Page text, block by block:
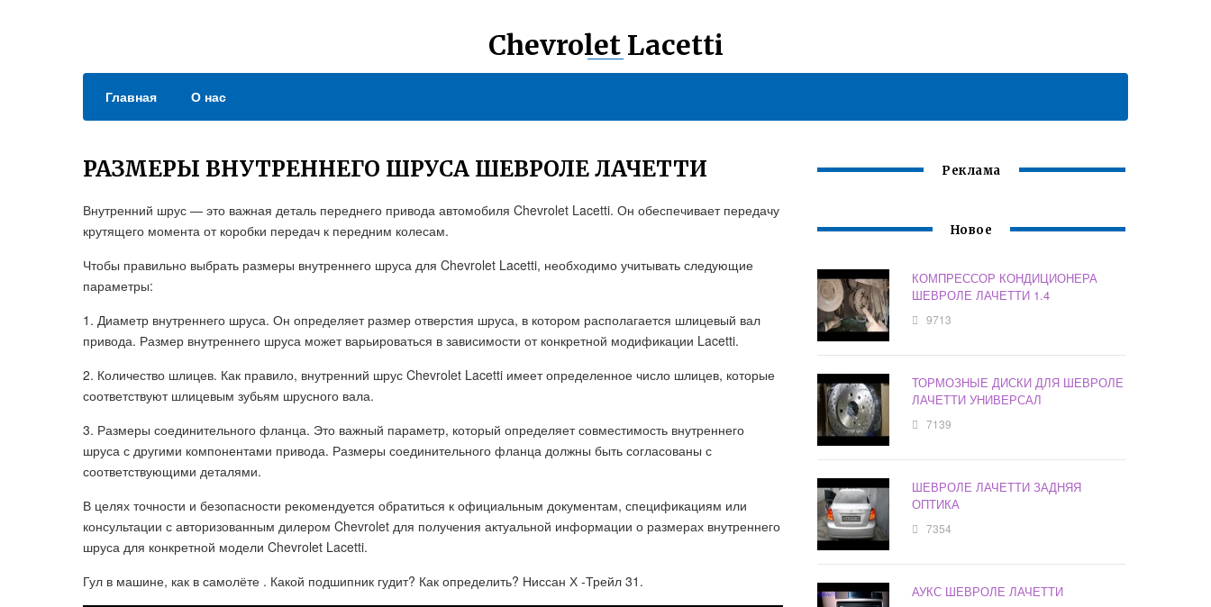
Chevrolet Lacetti
Главная О нас
РАЗМЕРЫ ВНУТРЕННЕГО ШРУСА ШЕВРОЛЕ ЛАЧЕТТИ
Внутренний шрус — это важная деталь переднего привода автомобиля Chevrolet Lacetti. Он обеспечивает передачу
крутящего момента от коробки передач к передним колесам.
Чтобы правильно выбрать размеры внутреннего шруса для Chevrolet Lacetti, необходимо учитывать следующие
параметры:
1. Диаметр внутреннего шруса. Он определяет размер отверстия шруса, в котором располагается шлицевый вал
привода. Размер внутреннего шруса может варьироваться в зависимости от конкретной модификации Lacetti.
2. Количество шлицев. Как правило, внутренний шрус Chevrolet Lacetti имеет определенное число шлицев, которые
соответствуют шлицевым зубьям шрусного вала.
3. Размеры соединительного фланца. Это важный параметр, который определяет совместимость внутреннего
шруса с другими компонентами привода. Размеры соединительного фланца должны быть согласованы с
соответствующими деталями.
В целях точности и безопасности рекомендуется обратиться к официальным документам, спецификациям или
консультации с авторизованным дилером Chevrolet для получения актуальной информации о размерах внутреннего
шруса для конкретной модели Chevrolet Lacetti.
Гул в машине, как в самолёте . Какой подшипник гудит? Как определить? Ниссан Х -Трейл 31.
Реклама
Новое
КОМПРЕССОР КОНДИЦИОНЕРА
ШЕВРОЛЕ ЛАЧЕТТИ 1.4
9713
ТОРМОЗНЫЕ ДИСКИ ДЛЯ ШЕВРОЛЕ
ЛАЧЕТТИ УНИВЕРСАЛ
7139
ШЕВРОЛЕ ЛАЧЕТТИ ЗАДНЯЯ
ОПТИКА
7354
АУКС ШЕВРОЛЕ ЛАЧЕТТИ